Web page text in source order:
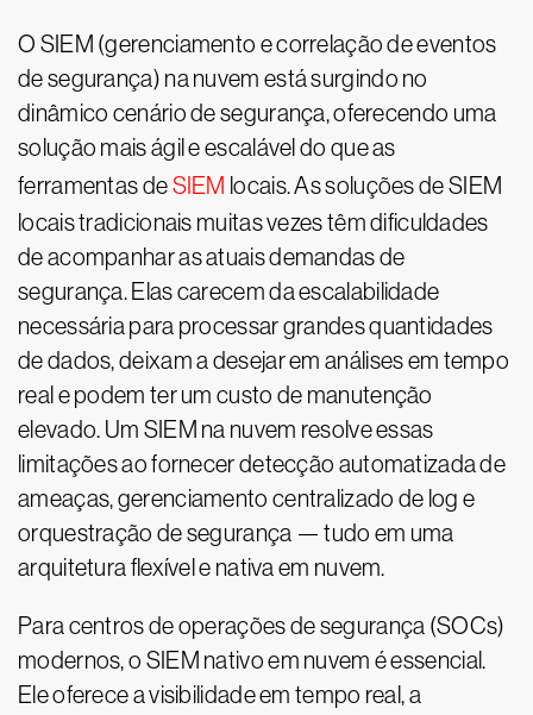
O SIEM (gerenciamento e correlação de eventos
de segurança) na nuvem está surgindo no
dinâmico cenário de segurança, oferecendo uma
solução mais ágil e escalável do que as
ferramentas deSIEM locais. As soluções de SIEM
locais tradicionais muitas vezes têm dificuldades
de acompanhar as atuais demandas de
segurança. Elas carecem da escalabilidade
necessária para processar grandes quantidades
de dados, deixam a desejar em análises em tempo
real e podem ter um custo de manutenção
elevado. Um SIEM na nuvem resolve essas
limitações ao fornecer detecção automatizada de
ameaças, gerenciamento centralizado de log e
orquestração de segurança — tudo em uma
arquitetura flexível e nativa em nuvem.
Para centros de operações de segurança (SOCs)
modernos, o SIEM nativo em nuvem é essencial.
Ele oferece a visibilidade em tempo real, a